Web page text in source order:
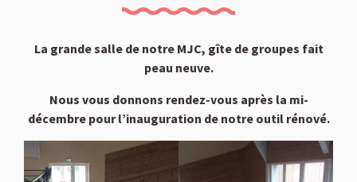
La grande salle de notre MJC, gîte de groupes fait
peau neuve.
Nous vous donnons rendez-vous après la mi-
décembre pour l’inauguration de notre outil rénové.